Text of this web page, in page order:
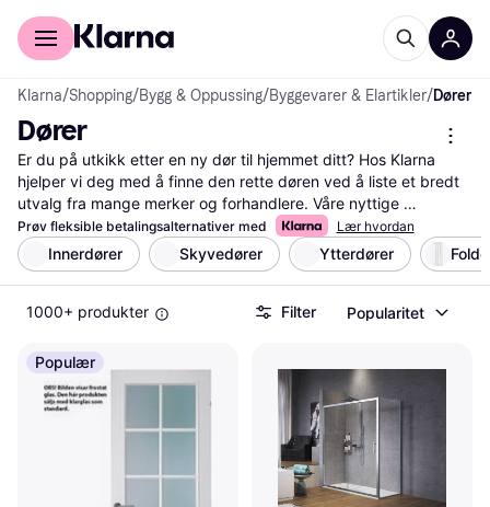
For kunder
Klarna/Shopping/Bygg & Oppussing/Byggevarer & Elartikler/Dører
Dører
Er du på utkikk etter en ny dør til hjemmet ditt? Hos Klarna
hjelper vi deg med å finne den rette døren ved å liste et bredt
utvalg fra mange merker og forhandlere. Våre nyttige
kategorifilter gjør det enkelt for deg å sortere etter materiale,
størrelse, farge og pris. Dette sparer deg for tid og gjør det
lettere å finne akkurat det du leter etter. Du kan også lese
brukeranmeldelser for å få innsikt i andres erfaringer med
produktene. Klarna gir deg muligheten til å sammenligne priser,
informasjonen du trenger for å ta en god beslutning. Start her
for å finne den døren som passer best til dine behov og stil!
Les mer om dører her
Prøv fleksible betalingsalternativer med Lær hvordan
Innerdører Skyvedører Ytterdører
1000+ produkter Filter Popularitet
Populær